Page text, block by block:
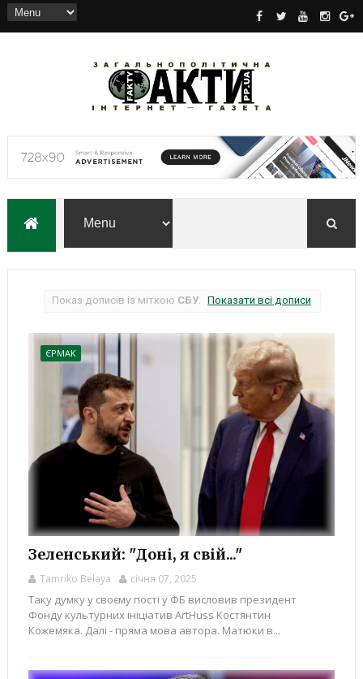
Показ дописів із міткою СБУ. Показати всі дописи
ЄРМАК
Зеленський: "Доні, я свій..."
Tamriko Belaya січня 07, 2025
Таку думку у своєму пості у ФБ висловив президент
Фонду культурних ініціатив ArtHuss Костянтин
Кожемяка. Далі - пряма мова автора. Матюки в...